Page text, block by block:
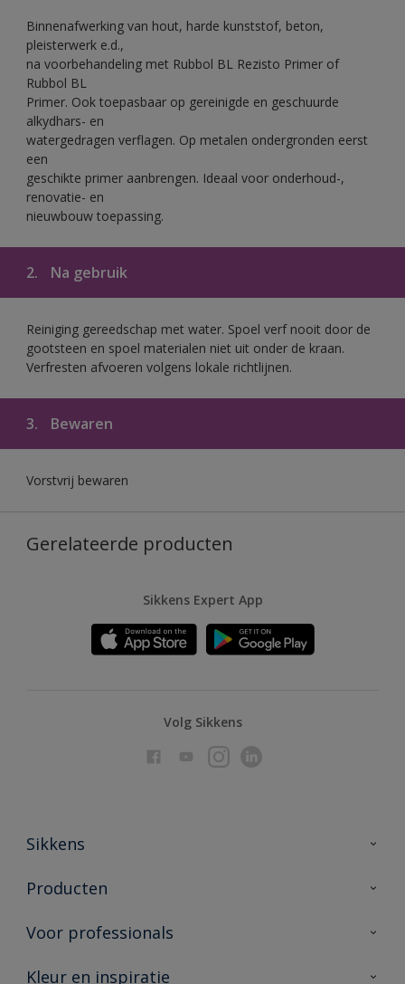
Binnenafwerking van hout, harde kunststof, beton,
pleisterwerk e.d.,
na voorbehandeling met Rubbol BL Rezisto Primer of
Rubbol BL
Primer. Ook toepasbaar op gereinigde en geschuurde
alkydhars- en
watergedragen verflagen. Op metalen ondergronden eerst
een
geschikte primer aanbrengen. Ideaal voor onderhoud-,
renovatie- en
nieuwbouw toepassing.
2. Na gebruik
Reiniging gereedschap met water. Spoel verf nooit door de
gootsteen en spoel materialen niet uit onder de kraan.
Verfresten afvoeren volgens lokale richtlijnen.
3. Bewaren
Vorstvrij bewaren
Gerelateerde producten
Sikkens Expert App
Volg Sikkens
Sikkens
Over Sikkens
Duurzaamheid
Producten
Producten voor binnen
Vind je verkooppunt
Voor professionals
Advies & service
Kleur en inspiratie